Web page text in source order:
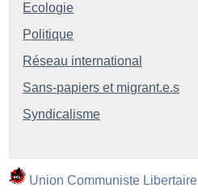
Ecologie
Politique
Réseau international
Sans-papiers et migrant.e.s
Syndicalisme
Union Communiste Libertaire